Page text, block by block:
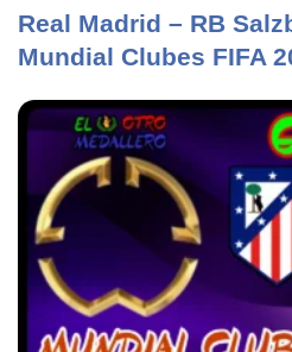
Real Madrid – RB
Mundial Clubes FIFA